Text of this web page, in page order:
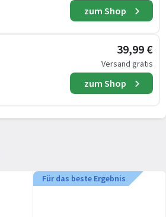
zum Shop
39,99 €
Versand gratis
zum Shop
Für das beste Ergebnis